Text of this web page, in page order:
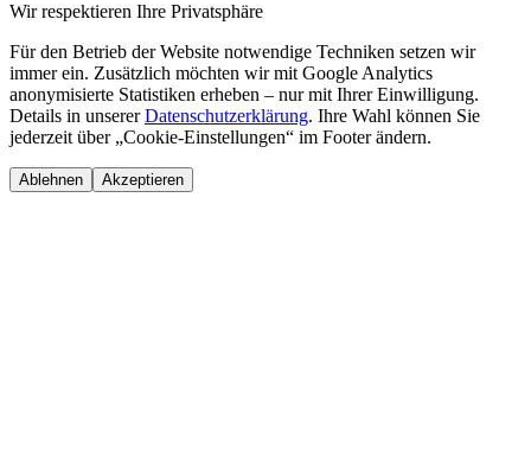
Wir respektieren Ihre Privatsphäre
Für den Betrieb der Website notwendige Techniken setzen wir
immer ein. Zusätzlich möchten wir mit Google Analytics
anonymisierte Statistiken erheben – nur mit Ihrer Einwilligung.
Details in unserer Datenschutzerklärung. Ihre Wahl können Sie
jederzeit über „Cookie-Einstellungen“ im Footer ändern.
Ablehnen Akzeptieren